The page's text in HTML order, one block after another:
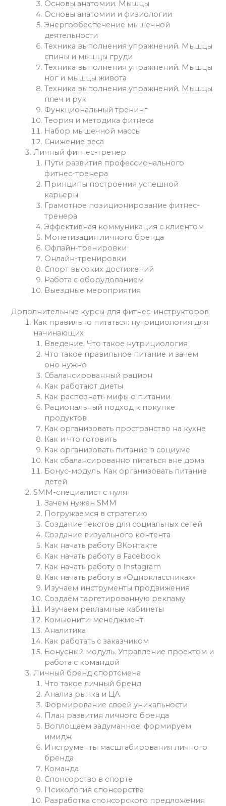
Основы анатомии. Мышцы
Основы анатомии и физиологии
Энергообеспечение мышечной
деятельности
Техника выполнения упражнений. Мышцы
спины и мышцы груди
Техника выполнения упражнений. Мышцы
ног и мышцы живота
Техника выполнения упражнений. Мышцы
плеч и рук
Функциональный тренинг
Теория и методика фитнеса
Набор мышечной массы
Снижение веса
Личный фитнес-тренер
Пути развития профессионального
фитнес-тренера
Принципы построения успешной
карьеры
Грамотное позиционирование фитнес-
тренера
Эффективная коммуникация с клиентом
Монетизация личного бренда
Офлайн-тренировки
Онлайн-тренировки
Спорт высоких достижений
Работа с оборудованием
Выездные мероприятия
Дополнительные курсы для фитнес-инструкторов
Как правильно питаться: нутрициология для
начинающих
Введение. Что такое нутрициология
Что такое правильное питание и зачем
оно нужно
Сбалансированный рацион
Как работают диеты
Как распознать мифы о питании
Рациональный подход к покупке
продуктов
Как организовать пространство на кухне
Как и что готовить
Как организовать питание в социуме
Как сбалансированно питаться вне дома
Бонус-модуль. Как организовать питание
детей
SMM-специалист с нуля
Зачем нужен SMM
Погружаемся в стратегию
Создание текстов для социальных сетей
Создание визуального контента
Как начать работу ВКонтакте
Как начать работу в Facebook
Как начать работу в Instagram
Как начать работу в «Одноклассниках»
Изучаем инструменты продвижения
Создаём таргетированную рекламу
Изучаем рекламные кабинеты
Комьюнити-менеджмент
Аналитика
Как работать с заказчиком
Бонусный модуль. Управление проектом и
работа с командой
Личный бренд спортсмена
Что такое личный бренд
Анализ рынка и ЦА
Формирование своей уникальности
План развития личного бренда
Воплощаем задуманное: формируем
имидж
Инструменты масштабирования личного
бренда
Команда
Спонсорство в спорте
Психология спонсорства
Разработка спонсорского предложения